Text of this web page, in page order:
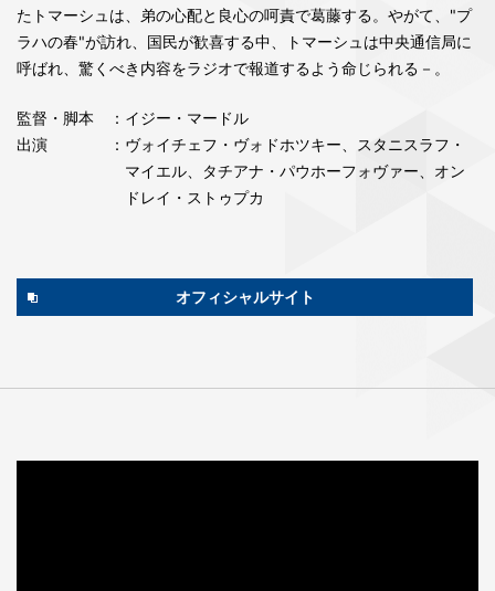
たトマーシュは、弟の心配と良心の呵責で葛藤する。やがて、"プ
ラハの春"が訪れ、国民が歓喜する中、トマーシュは中央通信局に
呼ばれ、驚くべき内容をラジオで報道するよう命じられる－。
監督・脚本
：イジー・マードル
出演
：ヴォイチェフ・ヴォドホツキー、スタニスラフ・
マイエル、タチアナ・パウホーフォヴァー、オン
ドレイ・ストゥプカ
オフィシャルサイト